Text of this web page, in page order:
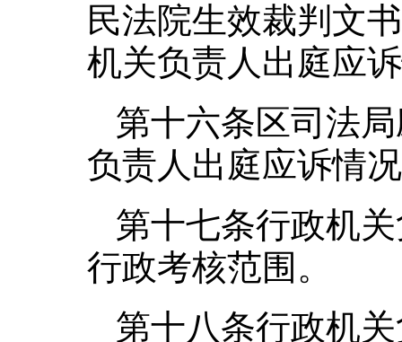
民法院生效裁判文
机关负责人出庭应
第十六条区司法
负责人出庭应诉情
第十七条行政机
行政考核范围。
第十八条行政机